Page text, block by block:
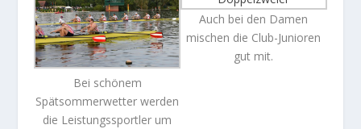
Bei schönem
Spätsommerwetter werden
die Leistungssportler um
Auch bei den Damen
mischen die Club-Junioren
gut mit.